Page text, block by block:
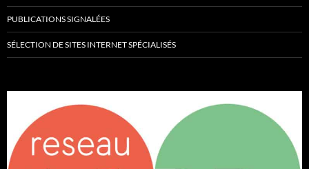
PUBLICATIONS SIGNALÉES
SÉLECTION DE SITES INTERNET SPÉCIALISÉS